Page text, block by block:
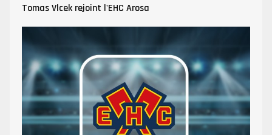
Tomas Vlcek rejoint l'EHC Arosa